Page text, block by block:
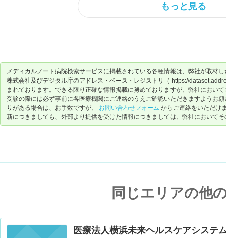
もっと見る
メディカルノート病院検索サービスに掲載されている各種情報は、弊社が取材
株式会社及びデジタル庁のアドレス・ベース・レジストリ（ https://
まれております。できる限り正確な情報掲載に努めておりますが、弊社におい
受診の際には必ず事前に各医療機関にご連絡のうえご確認いただきますようお
りがある場合は、お手数ですが、 お問い合わせフォーム からご連絡をいただけ
新につきましても、外部より提供を受けた情報につきましては、弊社において
同じエリアの他
医療法人横浜未来ヘルスケアシステ